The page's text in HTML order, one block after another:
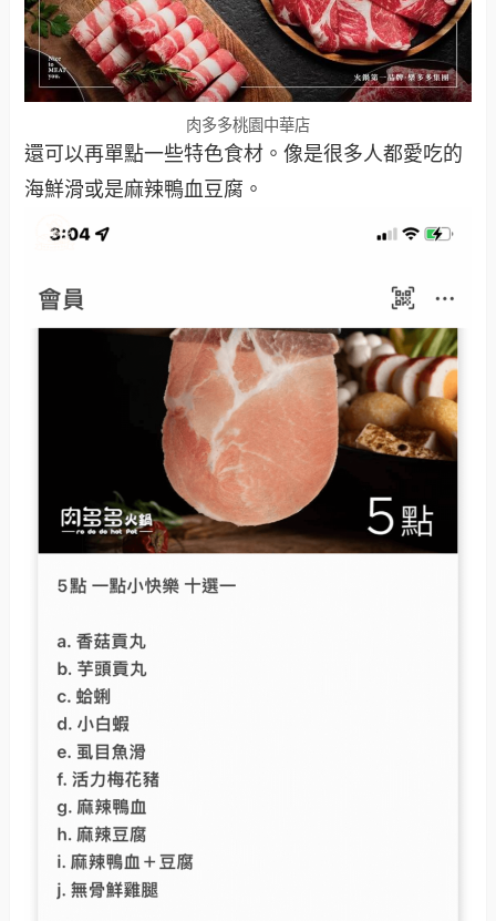
肉多多桃園中華店
還可以再單點一些特色食材。像是很多人都愛吃的
海鮮滑或是麻辣鴨血豆腐。